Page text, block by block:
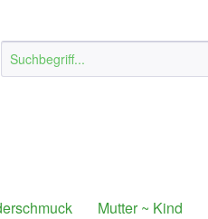
Mutter ~ Kind